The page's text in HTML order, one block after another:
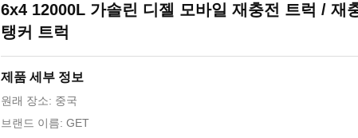
6x4 12000L 가솔린 디젤 모바일 재충전 트럭 / 재
탱커 트럭
제품 세부 정보
원래 장소: 중국
브랜드 이름: GET